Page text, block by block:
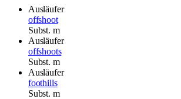
Ausläufer
offshoot
Subst. m
Ausläufer
offshoots
Subst. m
Ausläufer
foothills
Subst. m